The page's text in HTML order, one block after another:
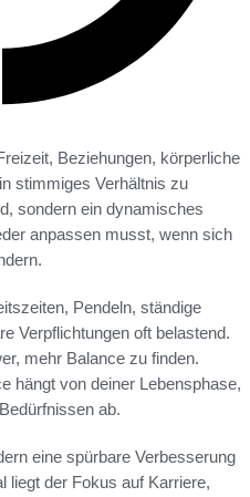
Beziehungen, körperliche
stimmiges Verhältnis zu
sondern ein dynamisches
anpassen musst, wenn sich
Pendeln, ständige
Verpflichtungen oft belastend.
mehr Balance zu finden.
hängt von deiner Lebensphase,
ab.
eine spürbare Verbesserung
liegt der Fokus auf Karriere,